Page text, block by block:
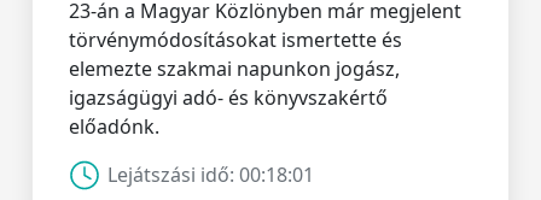
23-án a Magyar Közlönyben már megjelent
törvénymódosításokat ismertette és
elemezte szakmai napunkon jogász,
igazságügyi adó- és könyvszakértő
előadónk.
Lejátszási idő: 00:18:01